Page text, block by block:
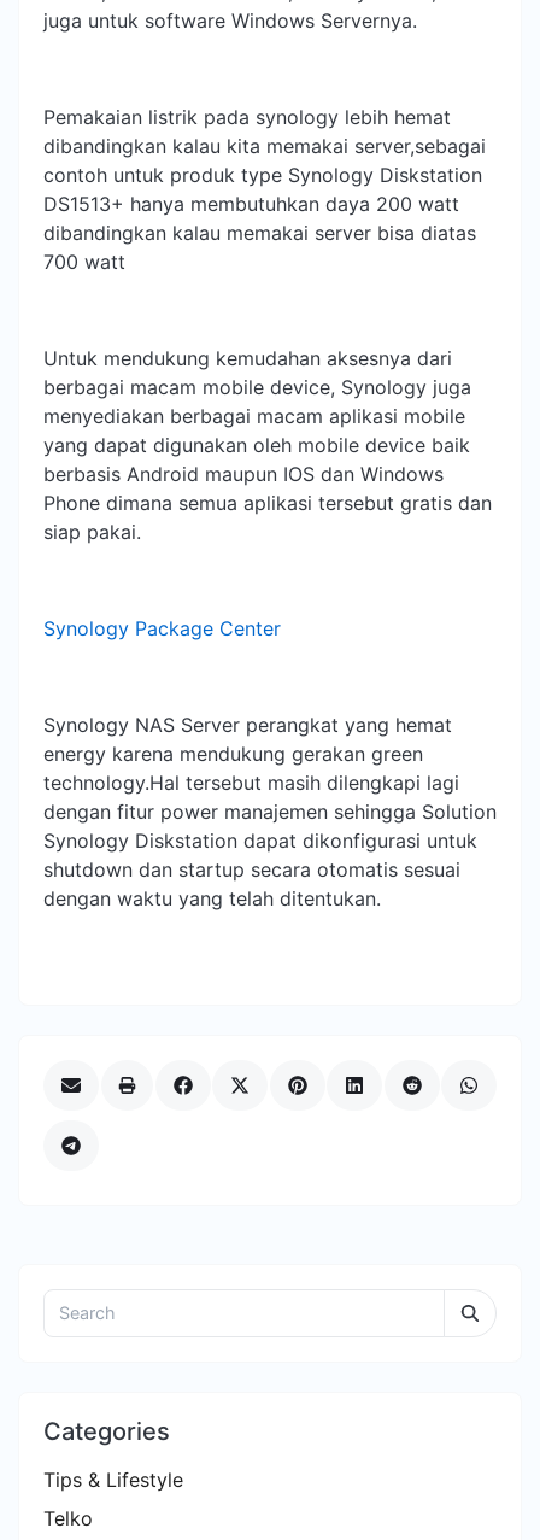
juga untuk software Windows Servernya.
Pemakaian listrik pada synology lebih hemat
dibandingkan kalau kita memakai server,sebagai
contoh untuk produk type Synology Diskstation
DS1513+ hanya membutuhkan daya 200 watt
dibandingkan kalau memakai server bisa diatas
700 watt
Untuk mendukung kemudahan aksesnya dari
berbagai macam mobile device, Synology juga
menyediakan berbagai macam aplikasi mobile
yang dapat digunakan oleh mobile device baik
berbasis Android maupun IOS dan Windows
Phone dimana semua aplikasi tersebut gratis dan
siap pakai.
Synology Package Center
Synology NAS Server perangkat yang hemat
energy karena mendukung gerakan green
technology.Hal tersebut masih dilengkapi lagi
dengan fitur power manajemen sehingga Solution
Synology Diskstation dapat dikonfigurasi untuk
shutdown dan startup secara otomatis sesuai
dengan waktu yang telah ditentukan.
Categories
Tips & Lifestyle
Telko